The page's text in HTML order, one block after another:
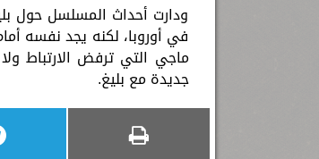
ودارت أحداث المسلسل حول
في أوروبا، لكنه يجد نفسه
ماجي التي ترفض الارتباط
جديدة مع بليغ.